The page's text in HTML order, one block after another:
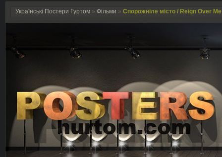
Українські Постери Гуртом » Фільми » Спорожніле місто / Reign Over